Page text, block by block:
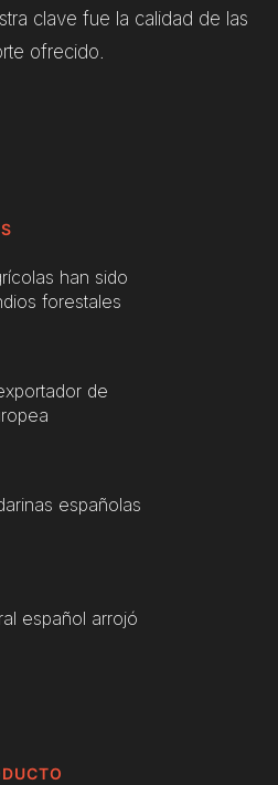
clave fue la calidad de las
ofrecido.
han sido
forestales
de
españolas
español arrojó